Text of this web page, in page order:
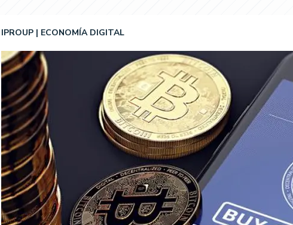
IPROUP ECONOMÍA DIGITAL